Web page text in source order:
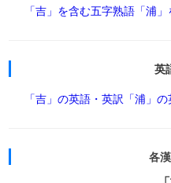
「吉」を含む五字熟語 「浦
英
「吉」の英語・英訳 「浦」
各